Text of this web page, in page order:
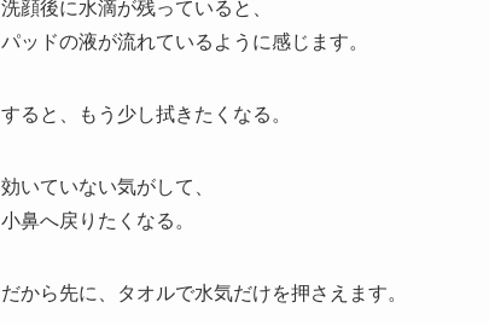
洗顔後に水滴が残っていると、
パッドの液が流れているように感じます。
すると、もう少し拭きたくなる。
効いていない気がして、
小鼻へ戻りたくなる。
だから先に、タオルで水気だけを押さえます。